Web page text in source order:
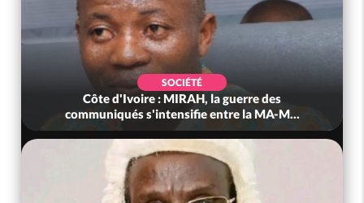
SOCIÉTÉ
Côte d'Ivoire : MIRAH, la guerre des
communiqués s'intensifie entre la MA-M...